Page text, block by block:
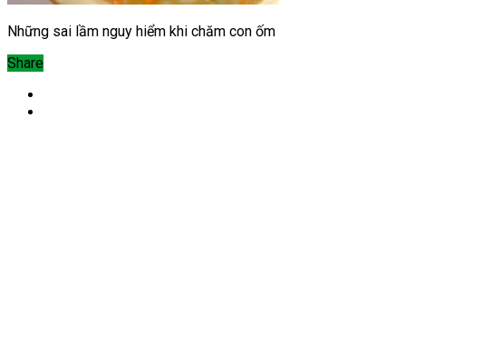
Những sai lầm nguy hiểm khi chăm con ốm
Share